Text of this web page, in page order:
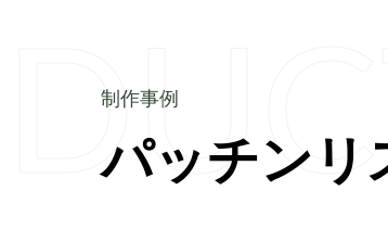
会社情報トップ
制作事例トップ
【ホテル・旅館必見】パッケ
パッチンリ
制作事例